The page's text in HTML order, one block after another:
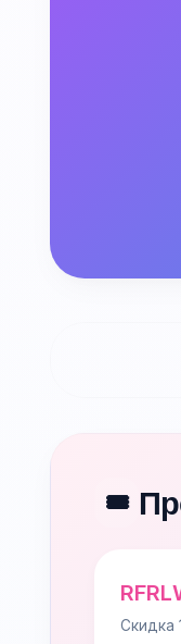
🎟️
Скидка